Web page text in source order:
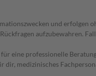
und
aufzubewahren.
eine professionelle
medizinisches